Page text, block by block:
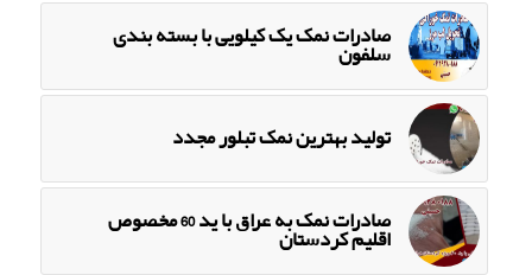
صادرات نمک یک کیلویی با بسته بندی
سلفون
تولید بهترین نمک تبلور مجدد
صادرات نمک به عراق با ید 60 مخصوص
اقلیم کردستان